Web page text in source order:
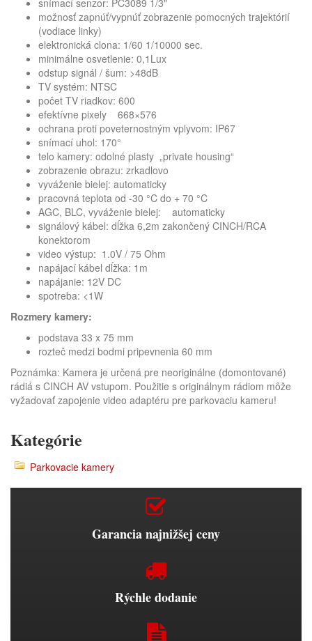
snímací senzor: PC3089 1/3"
možnosť zapnúť/vypnúť zobrazenie pomocných trajektórií
(vodiace linky)
elektronická clona: 1/60 1/10000 sec.
minimálne osvetlenie: 0,1Lux
odstup signál / šum: >48dB
TV systém: NTSC
počet TV riadkov: 600
efektívne pixely 668×576
ochrana proti poveternostným vplyvom: IP67
snímací uhol: 170°
telo kamery: odolné plasty „private housing“
zobrazenie obrazu: zrkadlovo
vyváženie bielej: automaticky
pracovná teplota od -30 °C do + 70 °C
AGC, BLC, vyváženie bielej: automaticky
signálový kábel: dĺžka 6,2m zakončený CINCH/RCA
konektorom
video výstup: 1.0V / 75 Ohm
napájací kábel dĺžka: 1m
napájanie: 12V DC
spotreba: <1W
Rozmery kamery:
podstava 33 x 75 mm
rozteč medzi bodmi pripevnenia 60 mm
Poznámka: Kamera je určená pre neoriginálne (domontované)
rádiá s CINCH AV vstupom. Použitie s originálnym rádiom môže
vyžadovať zapojenie video adaptéru pre parkovaciu kameru!
Kategórie
Parkovacie kamery
Garancia najnižšej ceny
Rýchle dodanie